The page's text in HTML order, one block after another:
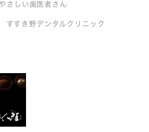
やさしい歯医者さん
すすき野デンタルクリニック